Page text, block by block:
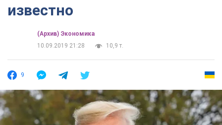
известно
(Архив) Экономика
10.09.2019 21:28
10,9 т.
9